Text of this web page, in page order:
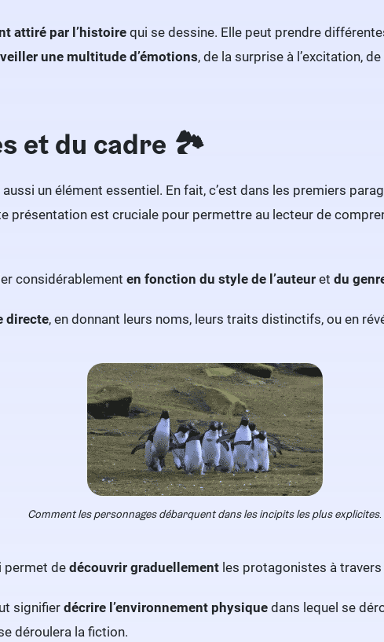
attiré par l’histoire qui se dessine. Elle peut prendre
une multitude d’émotions, de la surprise à l’excitation,
et du cadre 🏞️
un élément essentiel. En fait, c’est dans les premiers
présentation est cruciale pour permettre au lecteur de
considérablement en fonction du style de l’auteur et du
directe, en donnant leurs noms, leurs traits distinctifs, ou en
Comment les personnages débarquent dans les incipits les plus explicites.
permet dedécouvrir graduellement les protagonistes à
signifierdécrire l’environnement physique dans lequel se
déroulera la fiction.